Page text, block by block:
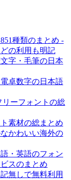
種類のまとめ -
の利用も明記
字・毛筆の日本
卓数字の日本語
ーフォントの総
素材の総まとめ
かわいい海外の
・英語のフォン
スのまとめ
無しで無料利用